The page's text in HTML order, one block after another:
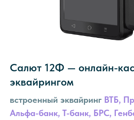
Салют 12Ф — онлайн-
эквайрингом
встроенный эквайринг ВТБ,
Альфа-банк, Т-банк, БРС,